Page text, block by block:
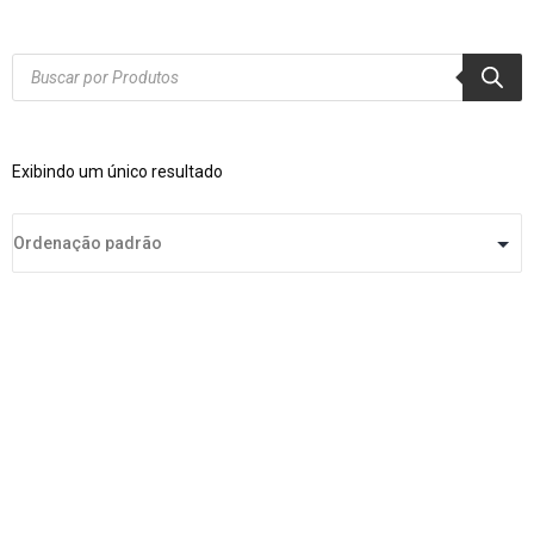
Zoomlion(84)
Products
search
Exibindo um único resultado